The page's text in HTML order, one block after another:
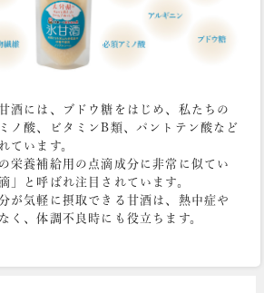
酒には、ブドウ糖をはじめ、私たちの
ノ酸、ビタミンB類、パントテン酸など
ています。
栄養補給用の点滴成分に非常に似てい
」と呼ばれ注目されています。
が気軽に摂取できる甘酒は、熱中症や
く、体調不良時にも役立ちます。